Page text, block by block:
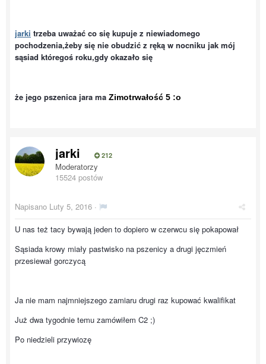
jarki trzeba uważać co się kupuje z niewiadomego
pochodzenia,żeby się nie obudzić z ręką w nocniku jak mój
sąsiad któregoś roku,gdy okazało się
że jego pszenica jara ma Zimotrwałość 5 :o
jarki 212
Moderatorzy
15524 postów
Napisano Luty 5, 2016 ·
U nas też tacy bywają jeden to dopiero w czerwcu się pokapował
Sąsiada krowy miały pastwisko na pszenicy a drugi jęczmień
przesiewał gorczycą
Ja nie mam najmniejszego zamiaru drugi raz kupować kwalifikat
Już dwa tygodnie temu zamówiłem C2 ;)
Po niedzieli przywiozę